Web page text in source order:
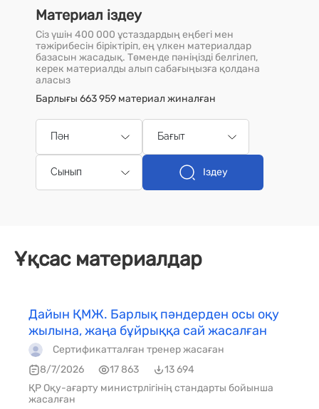
Материал іздеу
Сіз үшін 400 000 ұстаздардың еңбегі мен
тәжірибесін біріктіріп, ең үлкен материалдар
базасын жасадық. Төменде пәніңізді белгілеп,
керек материалды алып сабағыңызға қолдана
аласыз
Барлығы 663 959 материал жиналған
Пән Бағыт
Сынып Іздеу
Ұқсас материалдар
Дайын ҚМЖ. Барлық пәндерден осы оқу
жылына, жаңа бұйрыққа сай жасалған
Сертификатталған тренер жасаған
8/7/2026
17 863
13 694
ҚР Оқу-ағарту министрлігінің стандарты бойынша
жасалған